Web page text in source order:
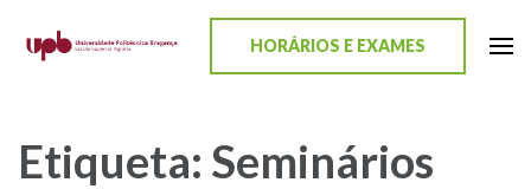
HORÁRIOS E EXAMES
Etiqueta: Seminários